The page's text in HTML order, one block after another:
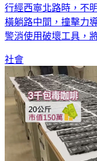
行經西寧北路時，不
橫躺路中間，撞擊力
警消使用破壞工具，
社會